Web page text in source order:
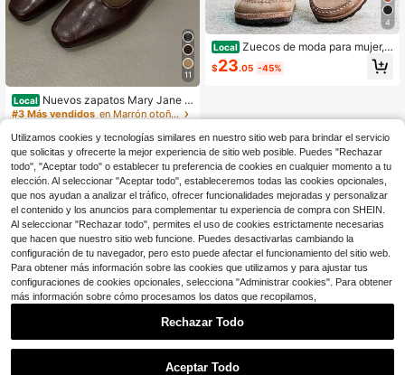
11
Local Nuevos zapatos Mary Jane pl
anos retro para mujer, zapatos plan
para primavera/verano
#3 Más vendidos
en Marrón otoñal Pisos De Mujer
$9 .75 -32%
4
Local Zuecos de moda para mujer, z
uecos y mules casuales para mujer,
zapatillas antideslizantes para exte
iares, amigos o para usted mismo p
ara Navidad, Año Nuevo, cumpleañ
os
$23.05 -45%
Utilizamos cookies y tecnologías similares en nuestro sitio web para brindar el servicio
que solicitas y ofrecerte la mejor experiencia de sitio web posible. Puedes "Rechazar
todo", "Aceptar todo" o establecer tu preferencia de cookies en cualquier momento a tu
elección. Al seleccionar "Aceptar todo", estableceremos todas las cookies opcionales,
que nos ayudan a analizar el tráfico, ofrecer funcionalidades mejoradas y personalizar
el contenido y los anuncios para complementar tu experiencia de compra con SHEIN.
Al seleccionar "Rechazar todo", permites el uso de cookies estrictamente necesarias
que hacen que nuestro sitio web funcione. Puedes desactivarlas cambiando la
configuración de tu navegador, pero esto puede afectar el funcionamiento del sitio web.
Para obtener más información sobre las cookies que utilizamos y para ajustar tus
configuraciones de cookies opcionales, selecciona "Administrar cookies". Para obtener
más información sobre cómo procesamos los datos que recopilamos,
Rechazar Todo
Aceptar Todo